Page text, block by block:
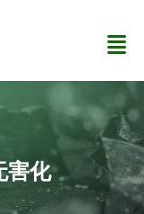
害化